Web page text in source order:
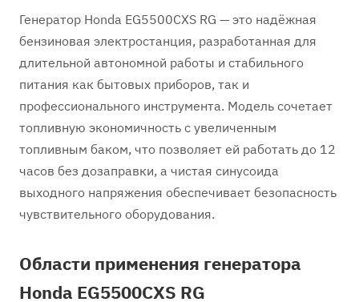
Генератор Honda EG5500CXS RG — это надёжная
бензиновая электростанция, разработанная для
длительной автономной работы и стабильного
питания как бытовых приборов, так и
профессионального инструмента. Модель сочетает
топливную экономичность с увеличенным
топливным баком, что позволяет ей работать до 12
часов без дозаправки, а чистая синусоида
выходного напряжения обеспечивает безопасность
чувствительного оборудования.
Области применения генератора
Honda EG5500CXS RG